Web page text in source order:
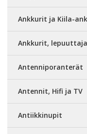
Ankkurit ja Kiila-
Ankkurit,
Antenniporanterät
Antennit, Hifi ja TV
Antiikkinupit